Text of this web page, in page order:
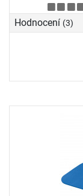
Hodnocení (3)